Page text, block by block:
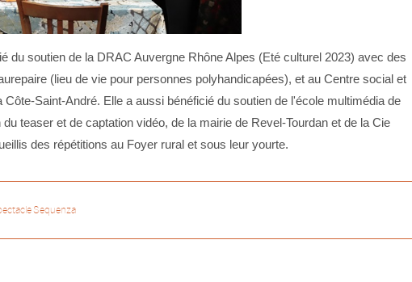
du soutien de la DRAC Auvergne Rhône Alpes (Eté culturel 2023) avec des
(lieu de vie pour personnes polyhandicapées), et au Centre social et
Saint-André. Elle a aussi bénéficié du soutien de l'école multimédia de
teaser et de captation vidéo, de la mairie de Revel-Tourdan et de la Cie
des répétitions au Foyer rural et sous leur yourte.
Sequenza